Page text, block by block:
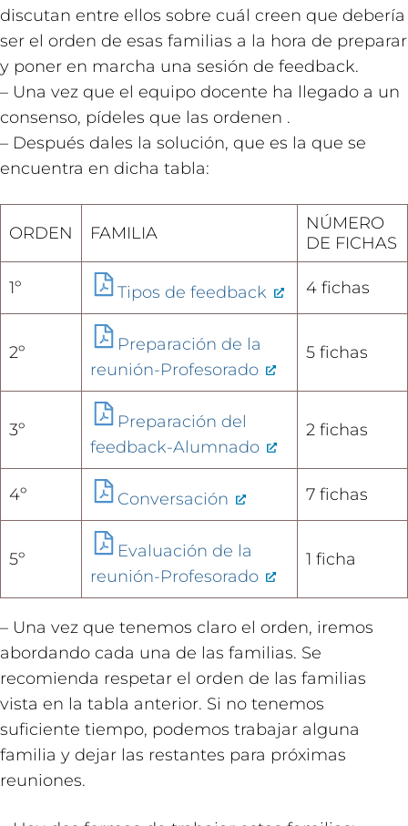
discutan entre ellos sobre cuál creen que debería
ser el orden de esas familias a la hora de preparar
y poner en marcha una sesión de feedback.
– Una vez que el equipo docente ha llegado a un
consenso, pídeles que las ordenen .
– Después dales la solución, que es la que se
encuentra en dicha tabla:
ORDEN FAMILIA
NÚMERO
DE FICHAS
1º Tipos de feedback 4 fichas
2º
Preparación de la
reunión-Profesorado
5 fichas
3º
Preparación del
feedback-Alumnado
2 fichas
4º Conversación 7 fichas
5º
Evaluación de la
reunión-Profesorado
1 ficha
– Una vez que tenemos claro el orden, iremos
abordando cada una de las familias. Se
recomienda respetar el orden de las familias
vista en la tabla anterior. Si no tenemos
suficiente tiempo, podemos trabajar alguna
familia y dejar las restantes para próximas
reuniones.